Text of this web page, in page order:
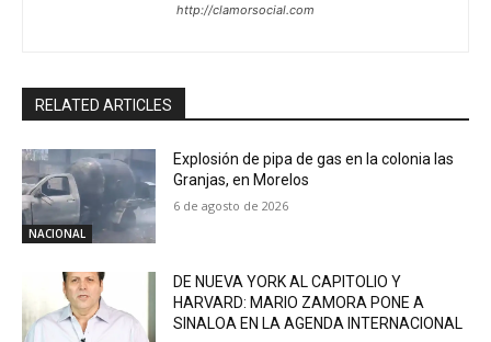
http://clamorsocial.com
RELATED ARTICLES
NACIONAL
Explosión de pipa de gas en la colonia las
Granjas, en Morelos
6 de agosto de 2026
DE NUEVA YORK AL CAPITOLIO Y
HARVARD: MARIO ZAMORA PONE A
SINALOA EN LA AGENDA INTERNACIONAL